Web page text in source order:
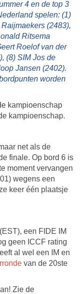
4 en de top 3
spelen: (1)
(2483),
Ritsema
Roelof van der
(8) SIM Jos de
Jansen (2402).
worden
kampioenschap
kampioenschap.
net als de
finale. Op bord 6 is
moment vervangen
wegens een
keer één plaatsje
een FIDE IM
geen ICCF rating
al wel een IM en
van de 20ste
Zie de